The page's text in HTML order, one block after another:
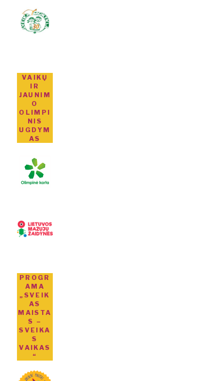
VAIKŲ
IR
JAUNIM
O
OLIMPI
NIS
UGDYM
AS
PROGR
AMA
„SVEIK
AS
MAISTA
S –
SVEIKA
S
VAIKAS
“